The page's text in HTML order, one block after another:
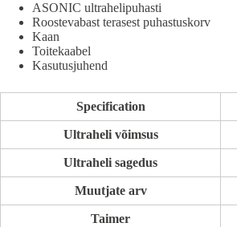
ASONIC ultrahelipuhasti
Roostevabast terasest puhastuskorv
Kaan
Toitekaabel
Kasutusjuhend
Specification
Ultraheli võimsus
Ultraheli sagedus
Muutjate arv
Taimer